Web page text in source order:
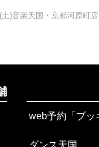
)音楽天国・京都河原町
web予約「ブッ